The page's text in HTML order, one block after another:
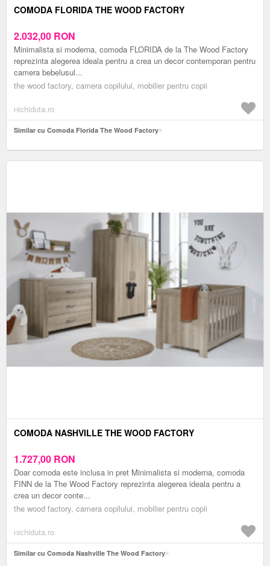
COMODA FLORIDA THE WOOD FACTORY
2.032,00 RON
Minimalista si moderna, comoda FLORIDA de la The Wood Factory
reprezinta alegerea ideala pentru a crea un decor contemporan pentru
camera bebelusul...
the wood factory, camera copilului, mobilier pentru copii
nichiduta.ro
Similar cu Comoda Florida The Wood Factory
COMODA NASHVILLE THE WOOD FACTORY
1.727,00 RON
Doar comoda este inclusa in pret Minimalista si moderna, comoda
FINN de la The Wood Factory reprezinta alegerea ideala pentru a
crea un decor conte...
the wood factory, camera copilului, mobilier pentru copii
nichiduta.ro
Similar cu Comoda Nashville The Wood Factory